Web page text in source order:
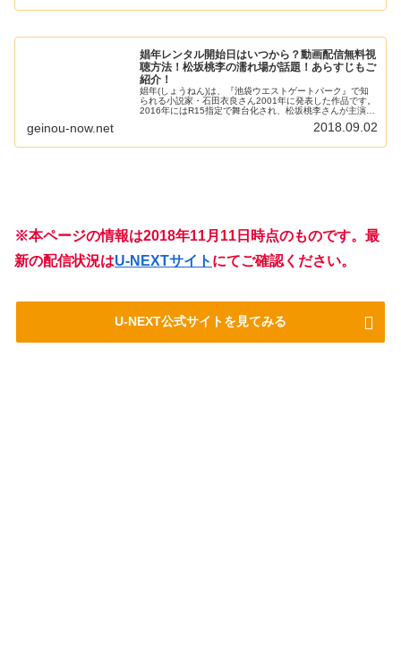
娼年レンタル開始日はいつから？動画配信無料視
聴方法！松坂桃李の濡れ場が話題！あらすじもご
紹介！
娼年(しょうねん)は、『池袋ウエストゲートパーク』で知
られる小説家・石田衣良さん2001年に発表した作品です。
2016年にはR15指定で舞台化され、松坂桃李さんが主演を
geinou-now.net 2018.09.02
※本ページの情報は2018年11月11日時点のものです。最
新の配信状況はU-NEXTサイト にてご確認ください。
U-NEXT公式サイトを見てみる